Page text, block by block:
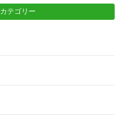
カテゴリー